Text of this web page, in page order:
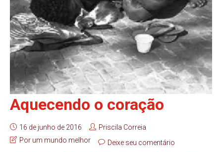
Aquecendo o coração
16 de junho de 2016
Priscila Correia
Por um mundo melhor
Deixe seu comentário